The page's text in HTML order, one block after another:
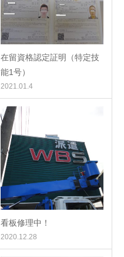
在留資格認定証明（特定技
能1号）
2021.01.4
看板修理中！
2020.12.28